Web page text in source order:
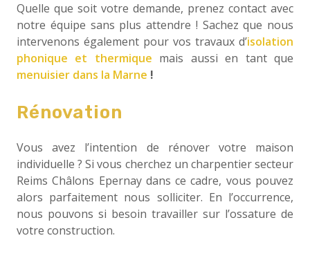
Quelle que soit votre demande, prenez contact avec
notre équipe sans plus attendre ! Sachez que nous
intervenons également pour vos travaux d’isolation
phonique et thermique mais aussi en tant que
menuisier dans la Marne !
Rénovation
Vous avez l’intention de rénover votre maison
individuelle ? Si vous cherchez un charpentier secteur
Reims Châlons Epernay dans ce cadre, vous pouvez
alors parfaitement nous solliciter. En l’occurrence,
nous pouvons si besoin travailler sur l’ossature de
votre construction.